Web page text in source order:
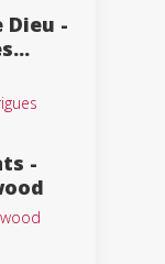
Dieu -
-